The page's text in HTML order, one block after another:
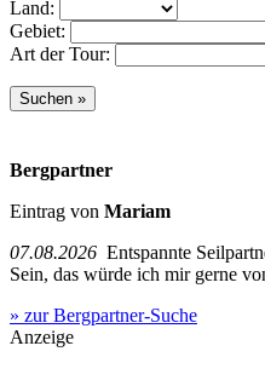
Land:
Gebiet:
Art der Tour:
Bergpartner
Eintrag von Mariam
07.08.2026 Entspannte
Sein, das würde ich mir gerne
» zur Bergpartner-Suche
Anzeige